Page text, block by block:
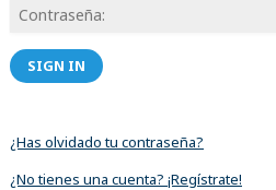
SIGN IN
¿Has olvidado tu contraseña?
¿No tienes una cuenta? ¡Regístrate!